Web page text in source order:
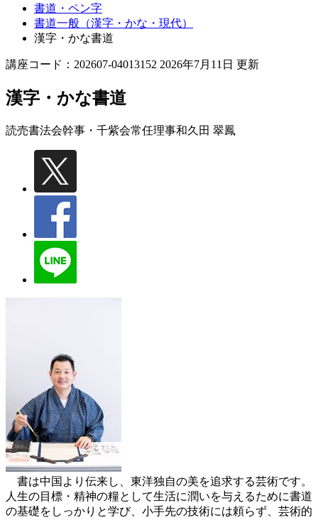
書道・ペン字
書道一般（漢字・かな・現代）
漢字・かな書道
講座コード：202607-04013152 2026年7月11日 更新
漢字・かな書道
読売書法会幹事・千紫会常任理事和久田 翠鳳
書は中国より伝来し、東洋独自の美を追求する芸術です。
人生の目標・精神の糧として生活に潤いを与えるために書道
の基礎をしっかりと学び、小手先の技術には頼らず、芸術的